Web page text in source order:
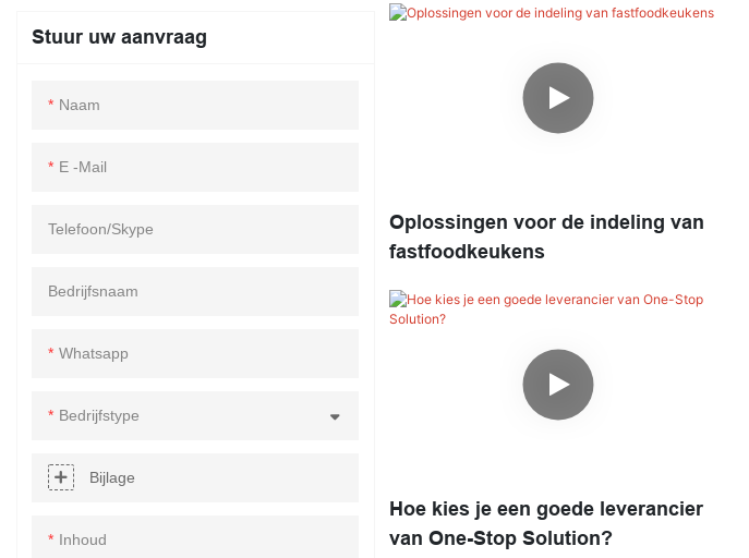
Stuur uw aanvraag
Naam
E -mail
Telefoon/skype
Bedrijfsnaam
Whatsapp
Bedrijfstype
Bijlage
Inhoud
Oplossingen voor de indeling van
fastfoodkeukens
Hoe kies je een goede leverancier
van One-Stop Solution?